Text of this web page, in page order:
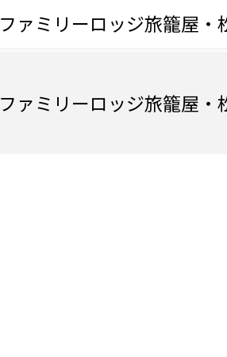
ファミリーロッジ旅籠屋・
ファミリーロッジ旅籠屋・